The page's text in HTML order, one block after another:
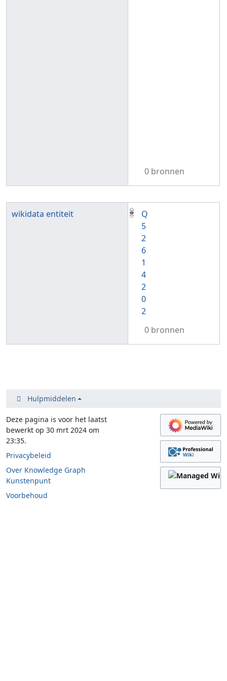
0 bronnen
wikidata entiteit
Q
5
2
6
1
4
2
0
2
0 bronnen
Hulpmiddelen
Deze pagina is voor het laatst
bewerkt op 30 mrt 2024 om
23:35.
Privacybeleid
Over Knowledge Graph
Kunstenpunt
Voorbehoud